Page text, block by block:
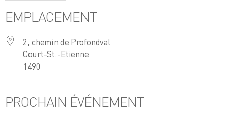
EMPLACEMENT
2, chemin de Profondval
Court-St.-Etienne
1490
PROCHAIN ÉVÉNEMENT